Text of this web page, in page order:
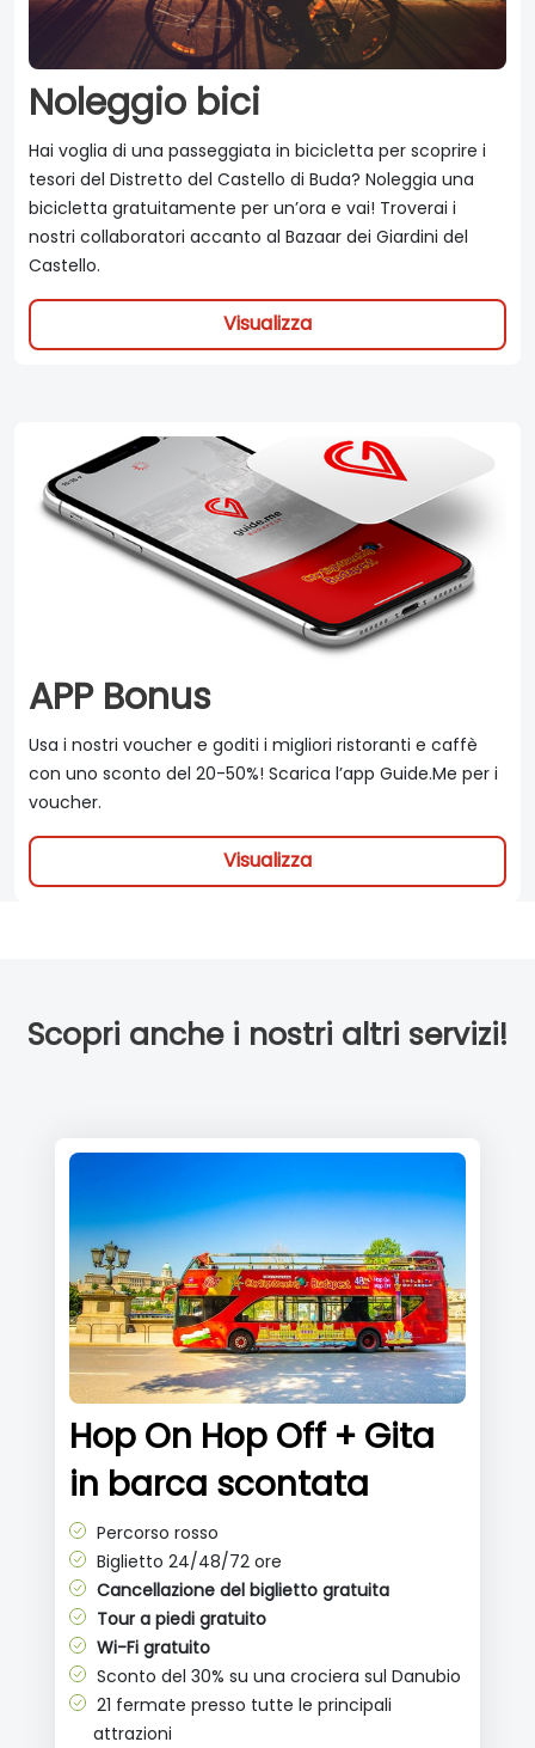
Noleggio bici
Hai voglia di una passeggiata in bicicletta per scoprire i
tesori del Distretto del Castello di Buda? Noleggia una
bicicletta gratuitamente per un’ora e vai! Troverai i
nostri collaboratori accanto al Bazaar dei Giardini del
Castello.
Visualizza
APP Bonus
Usa i nostri voucher e goditi i migliori ristoranti e caffè
con uno sconto del 20-50%! Scarica l’app Guide.Me per i
voucher.
Visualizza
Scopri anche i nostri altri servizi!
Hop On Hop Off + Gita
in barca scontata
Percorso rosso
Biglietto 24/48/72 ore
Cancellazione del biglietto gratuita
Tour a piedi gratuito
Wi-Fi gratuito
Sconto del 30% su una crociera sul Danubio
21 fermate presso tutte le principali
attrazioni